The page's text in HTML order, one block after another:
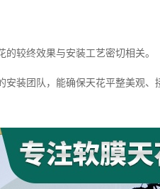
较终效果与安装工艺密切相关。
安装团队，能确保天花平整美观、